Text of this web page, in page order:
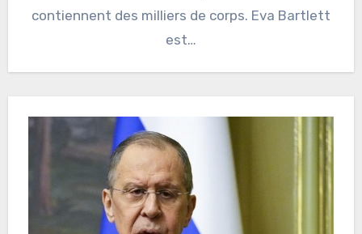
contiennent des milliers de corps. Eva Bartlett
est…